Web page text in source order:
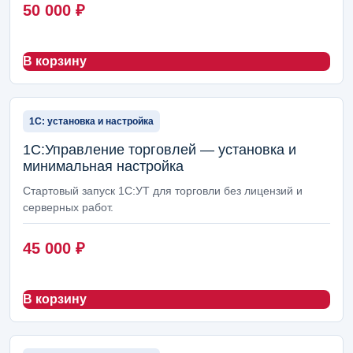
50 000 ₽
В корзину
1С: установка и настройка
1С:Управление торговлей — установка и
минимальная настройка
Стартовый запуск 1С:УТ для торговли без лицензий и
серверных работ.
45 000 ₽
В корзину